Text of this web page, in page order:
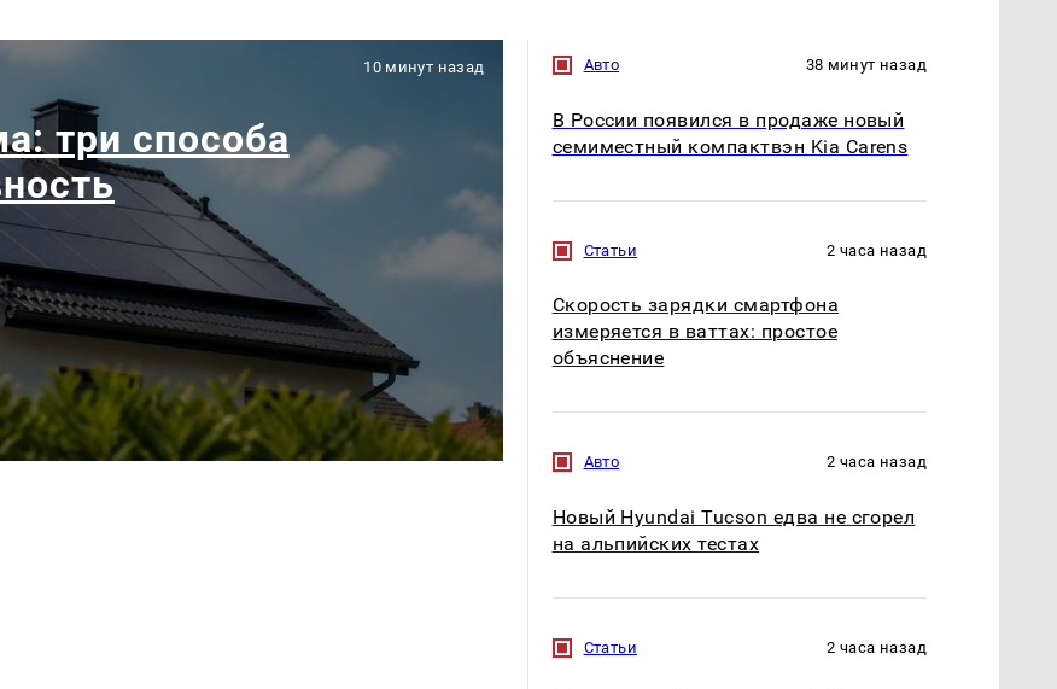
10 минут назад
три способа
Авто 38 минут назад
В России появился в продаже новый
семиместный компактвэн Kia Carens
Статьи 2 часа назад
Скорость зарядки смартфона
измеряется в ваттах: простое
объяснение
Авто 2 часа назад
Новый Hyundai Tucson едва не сгорел
на альпийских тестах
Статьи 2 часа назад